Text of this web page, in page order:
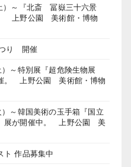
）～『北斎 冨嶽三十六景
上野公園 美術館・博物
り 開催
）～特別展『超危険生物展
。 上野公園 美術館・博物
～韓国美術の玉手箱『国立
展が開催中。 上野公園 美
作品募集中